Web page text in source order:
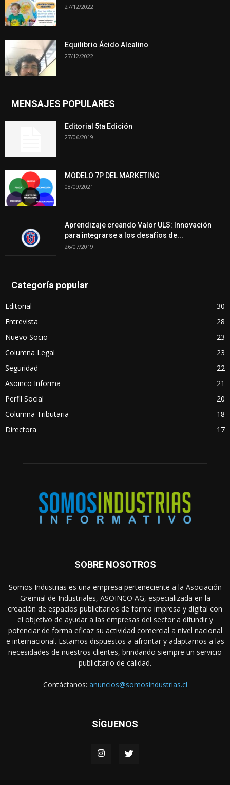
27/12/2022
Equilibrio Ácido Alcalino
27/12/2022
MENSAJES POPULARES
Editorial 5ta Edición
27/06/2019
MODELO 7P DEL MARKETING
08/09/2021
Aprendizaje creando Valor ULS: Innovación
para integrarse a los desafíos de...
26/07/2019
Categoría popular
Editorial
30
Entrevista
28
Nuevo Socio
23
Columna Legal
23
Seguridad
22
Asoinco Informa
21
Perfil Social
20
Columna Tributaria
18
Directora
17
SOBRE NOSOTROS
Somos Industrias es una empresa perteneciente a la Asociación
Gremial de Industriales, ASOINCO AG, especializada en la
creación de espacios publicitarios de forma impresa y digital con
el objetivo de ayudar a las empresas del sector a difundir y
potenciar de forma eficaz su actividad comercial a nivel nacional
e internacional. Estamos dispuestos a afrontar y adaptarnos a las
necesidades de nuestros clientes, brindando siempre un servicio
publicitario de calidad.
Contáctanos: anuncios@somosindustrias.cl
SÍGUENOS